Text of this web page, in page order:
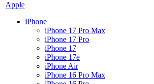
Apple
iPhone
iPhone 17 Pro Max
iPhone 17 Pro
iPhone 17
iPhone 17e
iPhone Air
iPhone 16 Pro Max